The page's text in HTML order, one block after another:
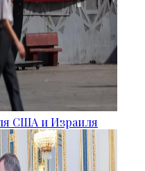
США и Израиля